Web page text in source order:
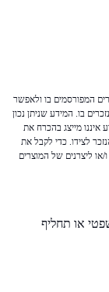
המפורסמים בו ולאפשר
בו. המידע שניתן נכון
איננו מייצג בהכרח את
לצידו. כדי לקבל את
או ליצרנים של המוצרים
או תחליף